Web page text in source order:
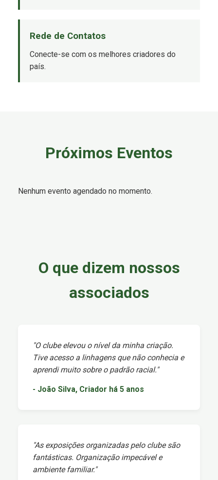
Rede de Contatos
Conecte-se com os melhores criadores do
país.
Próximos Eventos
Nenhum evento agendado no momento.
O que dizem nossos
associados
"O clube elevou o nível da minha criação.
Tive acesso a linhagens que não conhecia e
aprendi muito sobre o padrão racial."
- João Silva, Criador há 5 anos
"As exposições organizadas pelo clube são
fantásticas. Organização impecável e
ambiente familiar."